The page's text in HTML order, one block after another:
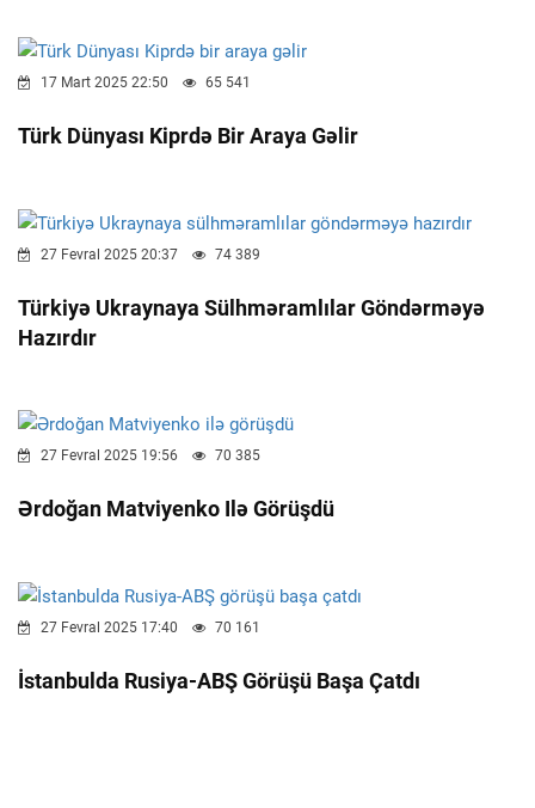
17 Mart 2025 22:50 65 541
Türk Dünyası Kiprdə Bir Araya Gəlir
27 Fevral 2025 20:37 74 389
Türkiyə Ukraynaya Sülhməramlılar Göndərməyə
Hazırdır
27 Fevral 2025 19:56 70 385
Ərdoğan Matviyenko Ilə Görüşdü
27 Fevral 2025 17:40 70 161
İstanbulda Rusiya-ABŞ Görüşü Başa Çatdı